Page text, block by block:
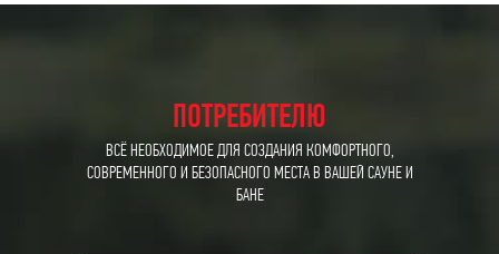
ПОТРЕБИТЕЛЮ
ВСЁ НЕОБХОДИМОЕ ДЛЯ СОЗДАНИЯ КОМФОРТНОГО,
СОВРЕМЕННОГО И БЕЗОПАСНОГО МЕСТА В ВАШЕЙ САУНЕ И
БАНЕ